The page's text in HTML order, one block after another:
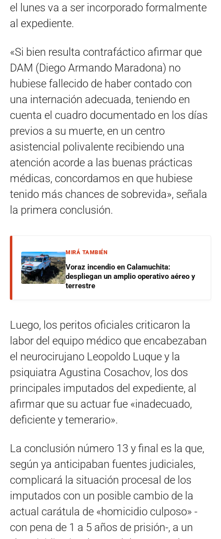
el lunes va a ser incorporado formalmente
al expediente.
«Si bien resulta contrafáctico afirmar que
DAM (Diego Armando Maradona) no
hubiese fallecido de haber contado con
una internación adecuada, teniendo en
cuenta el cuadro documentado en los días
previos a su muerte, en un centro
asistencial polivalente recibiendo una
atención acorde a las buenas prácticas
médicas, concordamos en que hubiese
tenido más chances de sobrevida», señala
la primera conclusión.
MIRÁ TAMBIÉN
Voraz incendio en Calamuchita:
despliegan un amplio operativo aéreo y
terrestre
Luego, los peritos oficiales criticaron la
labor del equipo médico que encabezaban
el neurocirujano Leopoldo Luque y la
psiquiatra Agustina Cosachov, los dos
principales imputados del expediente, al
afirmar que su actuar fue «inadecuado,
deficiente y temerario».
La conclusión número 13 y final es la que,
según ya anticipaban fuentes judiciales,
complicará la situación procesal de los
imputados con un posible cambio de la
actual carátula de «homicidio culposo» -
con pena de 1 a 5 años de prisión-, a un